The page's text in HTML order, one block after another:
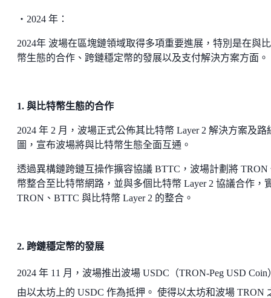
・2024 年：
2024年 波場在區塊鏈領域取得多項重要進展，特別是在與
幣生態的合作、跨鏈穩定幣的發展以及支付解決方案方面。
1. 與比特幣生態的合作
2024 年 2 月，波場正式公佈其比特幣 Layer 2 解決方案及路
圖，宣布波場將與比特幣生態全面互通。
透過異構鏈跨鏈互操作擴容協議 BTTC，波場計劃將 TRON
幣整合至比特幣網路，並與多個比特幣 Layer 2 協議合作，
TRON、BTTC 與比特幣 Layer 2 的整合。
2. 跨鏈穩定幣的發展
2024 年 11 月，波場推出波場 USDC（TRON-Peg USD Coin
由以太坊上的 USDC 作為抵押。 使得以太坊和波場 TRON